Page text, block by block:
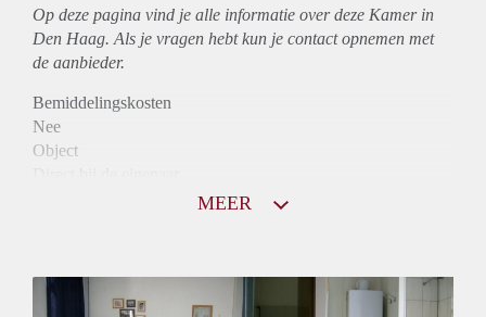
Op deze pagina vind je alle informatie over deze Kamer in
Den Haag. Als je vragen hebt kun je contact opnemen met
de aanbieder.
Bemiddelingskosten
Nee
Object
Huurtoeslag
MEER